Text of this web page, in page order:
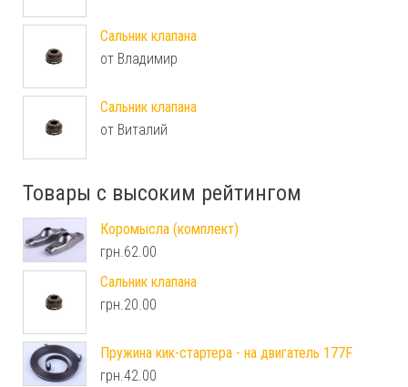
Сальник клапана
от Владимир
Сальник клапана
от Виталий
Товары с высоким рейтингом
Коромысла (комплект)
грн.62.00
Сальник клапана
грн.20.00
Пружина кик-стартера - на двигатель 177F
грн.42.00